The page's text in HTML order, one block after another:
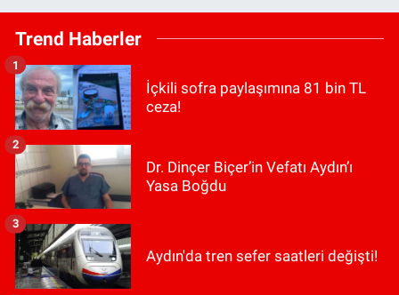
Trend Haberler
İçkili sofra paylaşımına 81 bin TL
ceza!
1
Dr. Dinçer Biçer’in Vefatı Aydın’ı
Yasa Boğdu
2
Aydın'da tren sefer saatleri değişti!
3